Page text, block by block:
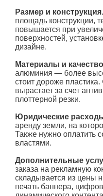
Размер и конструкция.
площадь конструкции,
повышается при
поверхностей,
дизайне.
Материалы и качество
алюминия — более
стоит дороже
вырастает за счет
плоттерной резки.
Юридические
аренду земли, на
Также нужно оплатить
властями.
Дополнительные
заказа на рекламную
складывается из цены
печать баннера,